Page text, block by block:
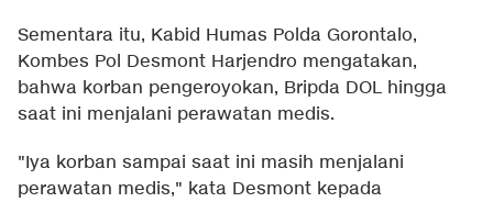
Sementara itu, Kabid Humas Polda Gorontalo,
Kombes Pol Desmont Harjendro mengatakan,
bahwa korban pengeroyokan, Bripda DOL hingga
saat ini menjalani perawatan medis.
"Iya korban sampai saat ini masih menjalani
perawatan medis," kata Desmont kepada